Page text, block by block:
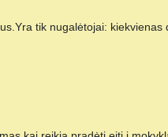
tik nugalėtojai: